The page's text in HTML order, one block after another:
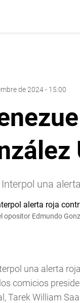
de 2024 - 15:00
una
opositor Edmundo
una alerta
comicios
Tarek William